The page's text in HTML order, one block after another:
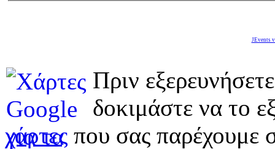
JEvents
Πριν
δοκιμάστε να το
χάρτες που σας παρέχουμε